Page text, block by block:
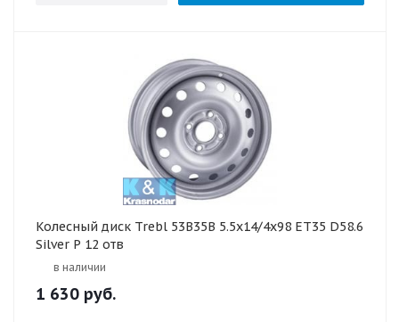
Колесный диск Trebl 53B35B 5.5x14/4x98 ET35 D58.6
Silver P 12 отв
в наличии
1 630 руб.